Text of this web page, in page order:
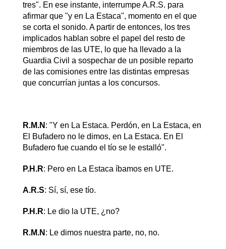
tres". En ese instante, interrumpe A.R.S. para
afirmar que "y en La Estaca", momento en el que
se corta el sonido. A partir de entonces, los tres
implicados hablan sobre el papel del resto de
miembros de las UTE, lo que ha llevado a la
Guardia Civil a sospechar de un posible reparto
de las comisiones entre las distintas empresas
que concurrían juntas a los concursos.
R.M.N : "Y en La Estaca. Perdón, en La Estaca, en
El Bufadero no le dimos, en La Estaca. En El
Bufadero fue cuando el tío se le estalló".
P.H.R: Pero en La Estaca íbamos en UTE.
A.R.S: Sí, sí, ese tío.
P.H.R: Le dio la UTE, ¿no?
R.M.N : Le dimos nuestra parte, no, no.